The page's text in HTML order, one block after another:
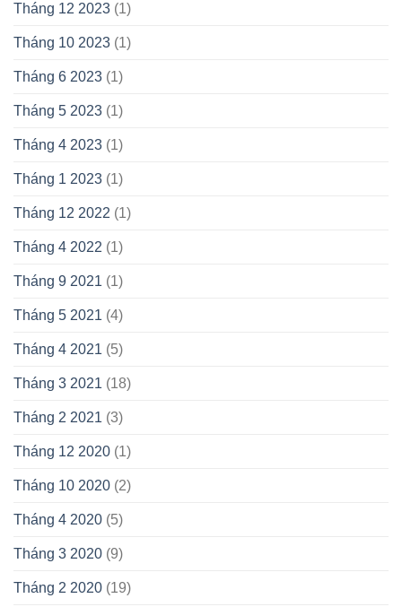
Tháng 12 2023 (1)
Tháng 10 2023 (1)
Tháng 6 2023 (1)
Tháng 5 2023 (1)
Tháng 4 2023 (1)
Tháng 1 2023 (1)
Tháng 12 2022 (1)
Tháng 4 2022 (1)
Tháng 9 2021 (1)
Tháng 5 2021 (4)
Tháng 4 2021 (5)
Tháng 3 2021 (18)
Tháng 2 2021 (3)
Tháng 12 2020 (1)
Tháng 10 2020 (2)
Tháng 4 2020 (5)
Tháng 3 2020 (9)
Tháng 2 2020 (19)